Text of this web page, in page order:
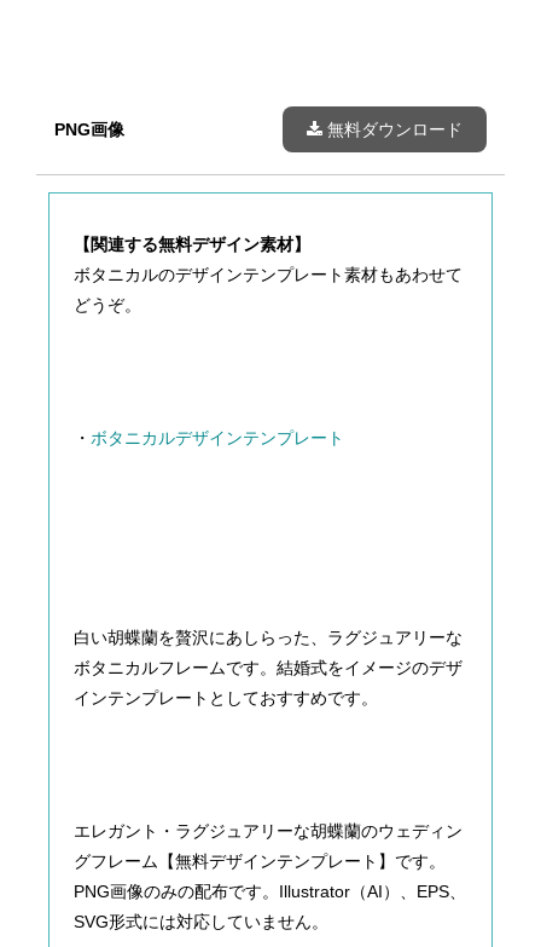
PNG画像 無料ダウンロード
【関連する無料デザイン素材】
ボタニカルのデザインテンプレート素材もあわせて
どうぞ。
・ ボタニカルデザインテンプレート
白い胡蝶蘭を贅沢にあしらった、ラグジュアリーな
ボタニカルフレームです。結婚式をイメージのデザ
インテンプレートとしておすすめです。
エレガント・ラグジュアリーな胡蝶蘭のウェディン
グフレーム【無料デザインテンプレート】です。
PNG画像のみの配布です。Illustrator（AI）、EPS、
SVG形式には対応していません。